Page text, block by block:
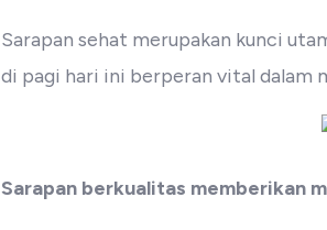
Sarapan sehat merupakan kunci
di pagi hari ini berperan vital dalam
Sarapan berkualitas memberikan